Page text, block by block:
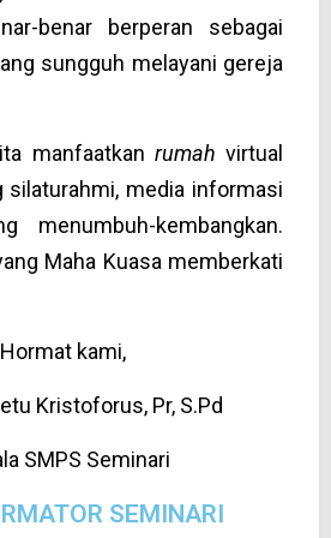
benar berperan sebagai
sungguh melayani gereja
manfaatkan rumah virtual
silaturahmi, media informasi
menumbuh-kembangkan.
Maha Kuasa memberkati
Hormat kami,
Kristoforus, Pr, S.Pd
SMPS Seminari
SEMINARI